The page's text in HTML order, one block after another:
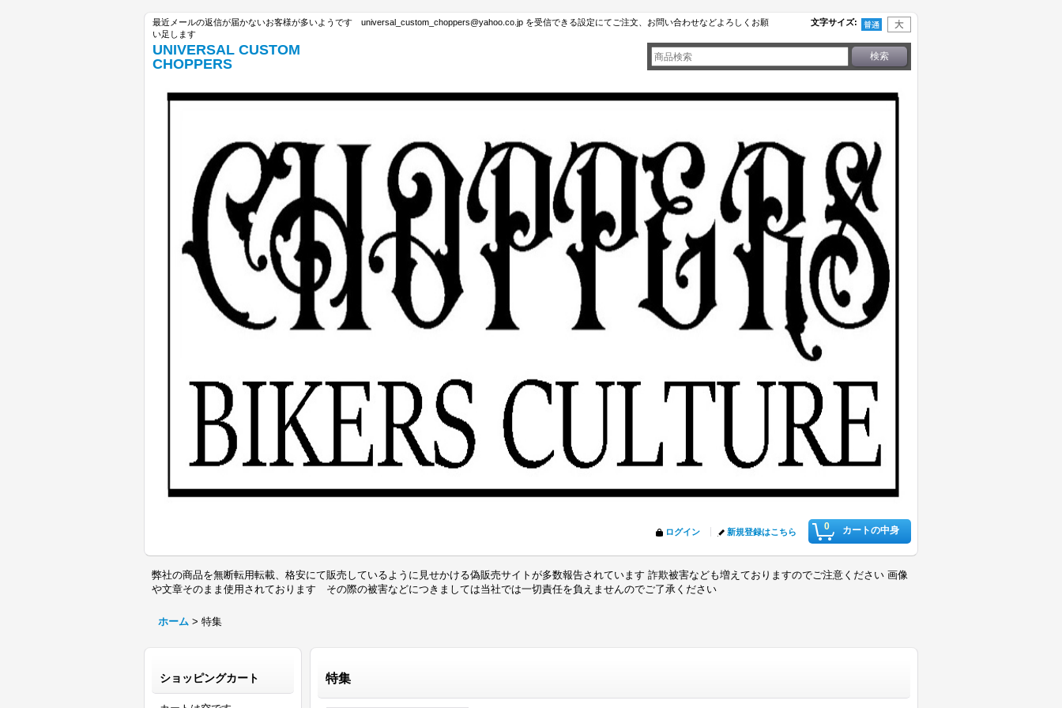
最近メールの返信が届かないお客様が多いようです universal_custom_choppers@yahoo.co.jp を受信できる設定にてご注文、お問い合わせなどよろしくお願
い足します
文字サイズ:
UNIVERSAL CUSTOM
CHOPPERS
0 カートの中身
ログイン 新規登録はこちら
弊社の商品を無断転用転載、格安にて販売しているように見せかける偽販売サイトが多数報告されています 詐欺被害なども増えておりますのでご注意ください 画像
や文章そのまま使用されております その際の被害などにつきましては当社では一切責任を負えませんのでご了承ください
ホーム > 特集
ショッピングカート 特集